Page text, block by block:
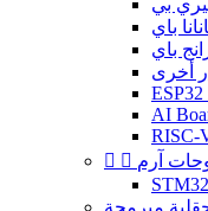
بي
باي
باي
أخرى
ESP32
AI
RISC-
  آرم
مبرمجة